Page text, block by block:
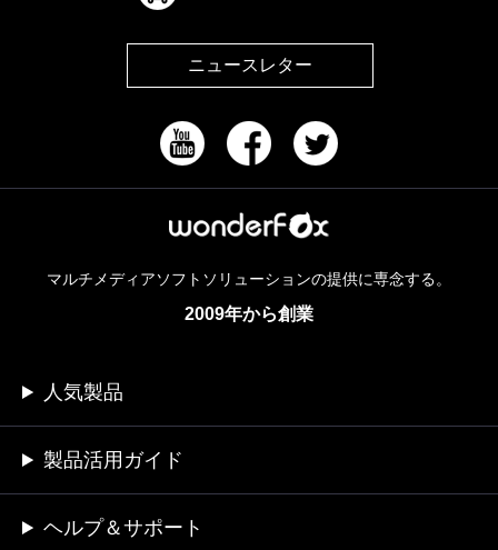
ニュースレター
マルチメディアソフトソリューションの提供に専念する。
2009年から創業
人気製品
製品活用ガイド
ヘルプ＆サポート